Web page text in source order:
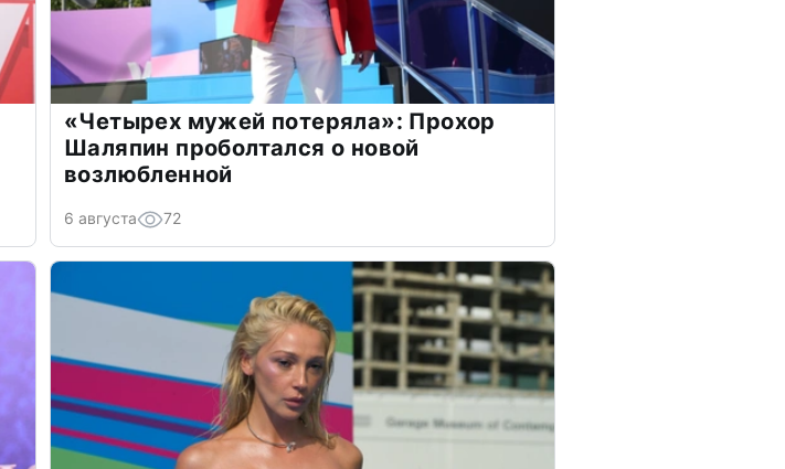
«Четырех мужей потеряла»: Прохор
Шаляпин проболтался о новой
возлюбленной
6 августа 72